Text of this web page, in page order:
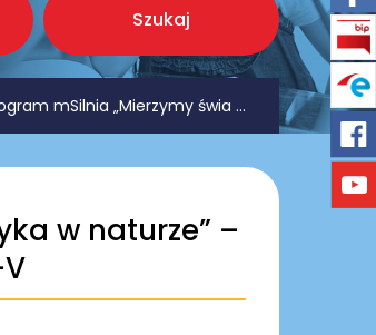
Szukaj
mSilnia „Mierzymy świa ...
w naturze” –